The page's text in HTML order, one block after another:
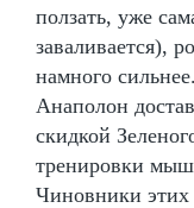
ползать, уже
заваливается),
намного сильнее.
Анаполон
скидкой
тренировки
Чиновники этих